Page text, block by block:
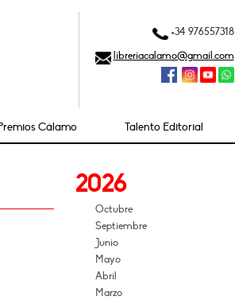
+34 976557318
libreriacalamo@gmail.com
Cálamo Talento Editorial
2026
Octubre
Septiembre
Junio
Mayo
Abril
Marzo